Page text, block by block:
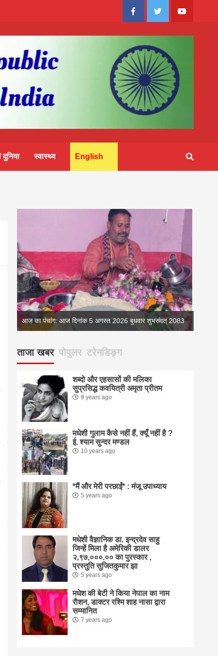
FacebookTwitter Youtube
स्वास्थ्य English
आज का पंचांग: आज दिनांक 5 अगस्त 2026 बुधवार शुभसंवत् 2083
ताजा खबर पोपुलर टरेनडिङ्ग
शब्दो और एहसासों की मलिका
सुप्रसिद्ध कवयित्री अमृता प्रीतम
9 years ago
मधेशी गुलाम कैसे नहीं हैं, क्यूँ नहीं है ?
ई. श्याम सुन्दर मण्डल
10 years ago
*मैं और मेरी परछाईं* : मंजू उपाध्याय
5 years ago
मधेशी वैज्ञानिक डा. इन्द्रदेव साहु
जिन्हें मिला है अमेरिकी डालर
२,९७,०००.०० का पुरस्कार ,
प्रस्तुति सुजितकुमार झा
5 years ago
मधेश की बेटी ने किया नेपाल का नाम
राैशन, डाक्टर रश्मि शाह नासा द्वारा
सम्मानित
7 years ago